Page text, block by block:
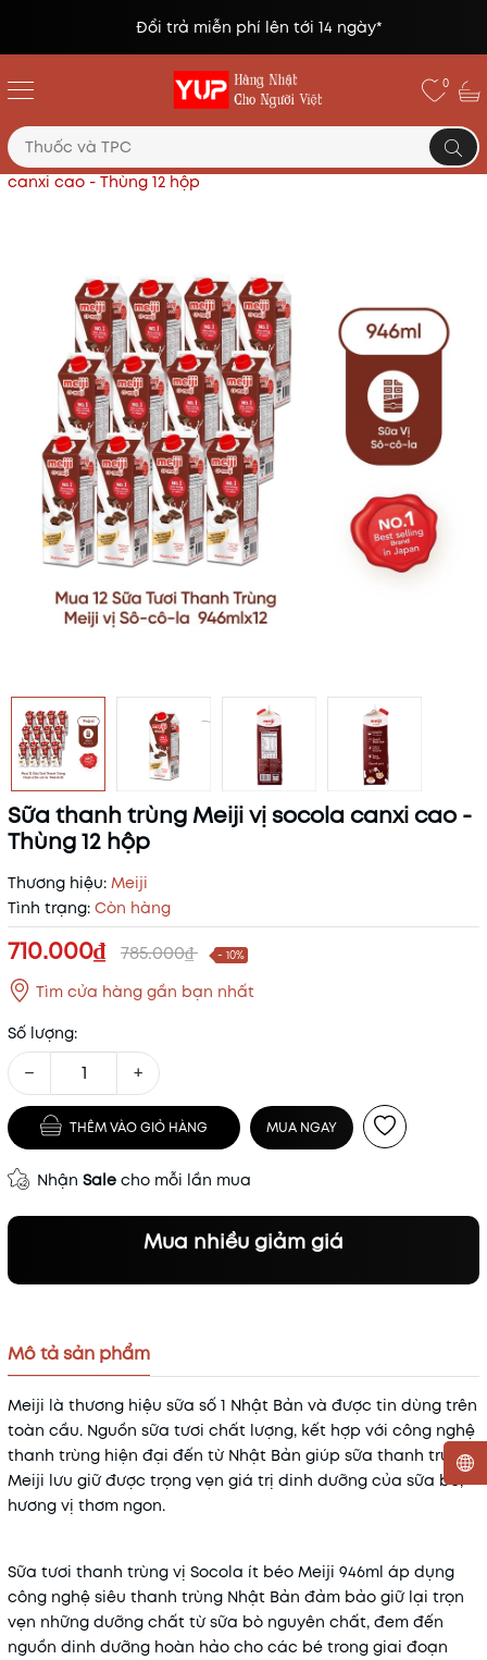
Đổi trả miễn phí lên tới 14 ngày*
0
Trang chủ Sữa Meiji
Sữa thanh trùng Meiji vị socola
canxi cao - Thùng 12 hộp
Sữa thanh trùng Meiji vị socola canxi cao -
Thùng 12 hộp
Thương hiệu: Meiji
Tình trạng: Còn hàng
710.000₫ 785.000₫ - 10%
Tìm cửa hàng gần bạn nhất
Số lượng:
− +
THÊM VÀO GIỎ HÀNG MUA NGAY
Nhận Sale cho mỗi lần mua
Mua nhiều giảm giá
Mã khuyến mãi:
Mô tả sản phẩm
Meiji là thương hiệu sữa số 1 Nhật Bản và được tin dùng trên
toàn cầu. Nguồn sữa tươi chất lượng, kết hợp với công nghệ
thanh trùng hiện đại đến từ Nhật Bản giúp sữa thanh trùng
Meiji lưu giữ được trọng vẹn giá trị dinh dưỡng của sữa bò,
hương vị thơm ngon.
Sữa tươi thanh trùng vị Socola ít béo Meiji 946ml áp dụng
công nghệ siêu thanh trùng Nhật Bản đảm bảo giữ lại trọn
vẹn những dưỡng chất từ sữa bò nguyên chất, đem đến
nguồn dinh dưỡng hoàn hảo cho các bé trong giai đoạn